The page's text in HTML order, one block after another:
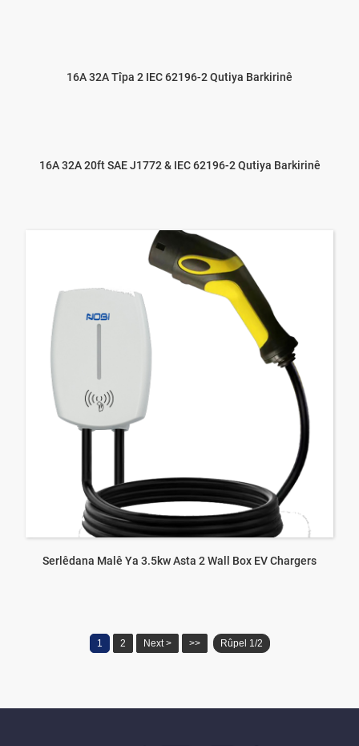
16A 32A Tîpa 2 IEC 62196-2 Qutiya Barkirinê
16A 32A 20ft SAE J1772 & IEC 62196-2 Qutiya Barkirinê
Serlêdana Malê Ya 3.5kw Asta 2 Wall Box EV Chargers
1 2 Next > >> Rûpel 1/2